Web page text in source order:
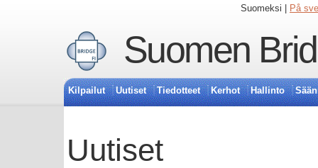
Suomeksi | På
Suomen
Kilpailut Uutiset Tiedotteet Kerhot Hallinto
Uutiset